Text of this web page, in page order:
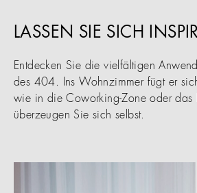
LASSEN SIE SICH
Entdecken Sie die vielfältigen
des 404. Ins Wohnzimmer fügt er
wie in die Coworking-Zone oder das
überzeugen Sie sich selbst.